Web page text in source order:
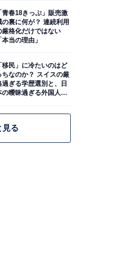
青春18きっぷ」販売激
の裏に何が？ 連続利用
厳格化だけではない
本当の理由」
移民」に冷たいのはど
ちなのか？ スイスの厳
過ぎる学歴選別と、日
の曖昧過ぎる外国人政
見る